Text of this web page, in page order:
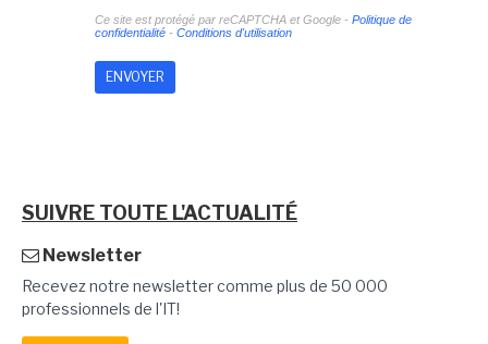
Ce site est protégé par reCAPTCHA et Google - Politique de
confidentialité- Conditions d'utilisation
SUIVRE TOUTE L'ACTUALITÉ
Newsletter
Recevez notre newsletter comme plus de 50 000
professionnels de l'IT!